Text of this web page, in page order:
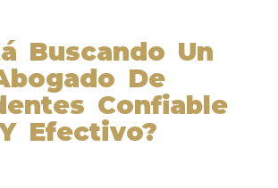
Buscando Un
De
Confiable
Efectivo?